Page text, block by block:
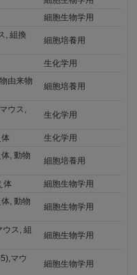
細胞生物学用
, 組換
細胞培養用
生化学用
由来物
細胞培養用
ウス,
生化学用
生化学用
, 動物
細胞培養用
体
細胞生物学用
, 動物
細胞生物学用
ウス, 組
細胞生物学用
マウ
細胞生物学用